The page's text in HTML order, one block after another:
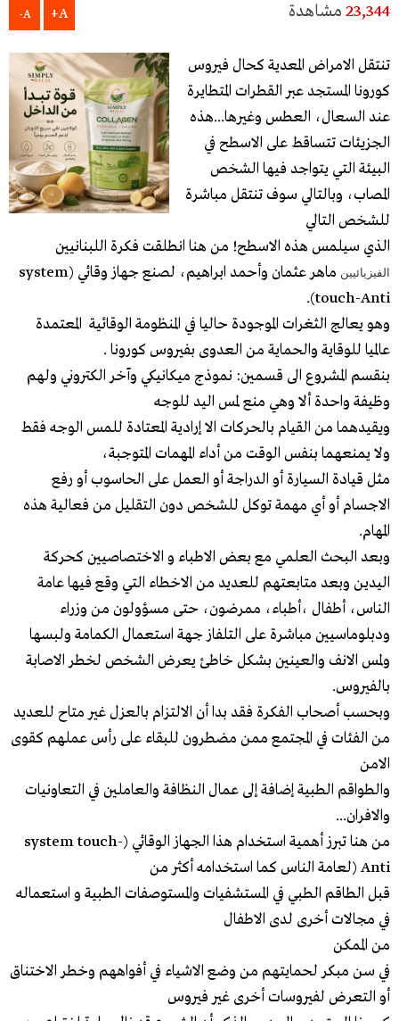
23,344 مشاهدة A+
A-
تنتقل الامراض المعدية كحال فيروس
كورونا المستجد عبر القطرات المتطايرة
عند السعال، العطس وغيرها...هذه
الجزيئات تتساقط على الاسطح في
البيئة التي يتواجد فيها الشخص
المصاب، وبالتالي سوف تنتقل مباشرة
للشخص التالي
الذي سيلمس هذه الاسطح! من هنا انطلقت فكرة اللبنانيين
الفيزيائيين
ماهر عثمان وأحمد ابراهيم، لصنع جهاز وقائي (system
touch-Anti).
وهو يعالج الثغرات الموجودة حاليا في المنظومة الوقائية المعتمدة
عالميا للوقاية والحماية من العدوى بفيروس كورونا .
بنقسم المشروع الى قسمين: نموذج ميكانيكي وآخر الكتروني ولهم
وظيفة واحدة ألا وهي منع لمس اليد للوجه
ويقيدهما من القيام بالحركات الا إرادية المعتادة للمس الوجه فقط
ولا يمنعهما بنفس الوقت من أداء المهمات المتوجبة،
مثل قيادة السيارة أو الدراجة أو العمل على الحاسوب أو رفع
الاجسام أو أي مهمة توكل للشخص دون التقليل من فعالية هذه
المهام.
وبعد البحث العلمي مع بعض الاطباء و الاختصاصيين كحركة
اليدين وبعد متابعتهم للعديد من الاخطاء التي وقع فيها عامة
الناس، أطفال ،أطباء، ممرضون، حتى مسؤولون من وزراء
ودبلوماسيين مباشرة على التلفاز جهة استعمال الكمامة ولبسها
ولمس الانف والعينين بشكل خاطئ يعرض الشخص لخطر الاصابة
بالفيروس.
وبحسب أصحاب الفكرة فقد بدا أن الالتزام بالعزل غير متاح للعديد
من الفئات في المجتمع ممن مضطرون للبقاء على رأس عملهم كقوى
الامن
والطواقم الطبية إضافة إلى عمال النظافة والعاملين في التعاونيات
والافران...
من هنا تبرز أهمية استخدام هذا الجهاز الوقائي (system touch-
Anti (لعامة الناس كما استخدامه أكثر من
قبل الطاقم الطبي في المستشفيات والمستوصفات الطبية و استعماله
في مجالات أخرى لدى الاطفال
من الممكن
في سن مبكر لحمايتهم من وضع الاشياء في أفواههم وخطر الاختناق
أو التعرض لفيروسات أخرى غير فيروس